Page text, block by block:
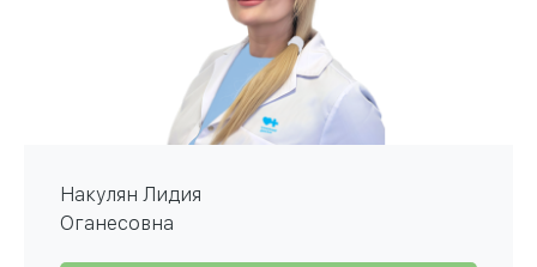
Накулян Лидия
Оганесовна